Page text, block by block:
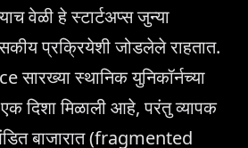
वेळी हे स्टार्टअप्स जुन्या
प्रक्रियेशी जोडलेले राहतात.
स्थानिक युनिकॉर्नच्या
दिशा मिळाली आहे, परंतु व्यापक
बाजारात (fragmented